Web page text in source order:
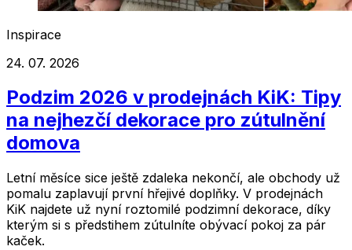
Inspirace
24. 07. 2026
Podzim 2026 v prodejnách KiK: Tipy
na nejhezčí dekorace pro zútulnění
domova
Letní měsíce sice ještě zdaleka nekončí, ale obchody už
pomalu zaplavují první hřejivé doplňky. V prodejnách
KiK najdete už nyní roztomilé podzimní dekorace, díky
kterým si s předstihem zútulníte obývací pokoj za pár
kaček.